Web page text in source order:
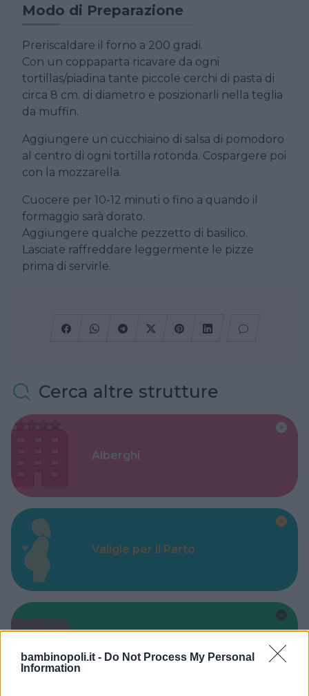
bambinopoli.it - Do Not Process My Personal
Information
Modo di Preparazione
Preriscaldare il forno a 200 gradi.
Con un coppaparta ricavare da ogni
tortillas/piadina tante piccole cerchi di pasta di
circa 8 cm. di diametro e posizionarli nella teglia
da muffin.
Aggiungere un cucchiaino di salsa di pomodoro
al centro di ogni tortilla rotonda. Cospargere poi
con la mozzarella.
Cuocere per 10-12 minuti o fino a quando il
formaggio sarà dorato.
Aggiungere qualche pezzetto di basilico.
Lasciate raffreddare leggermente le pizze
prima di servirle.
Cerca altre strutture
Alberghi
Valigie per il Parto